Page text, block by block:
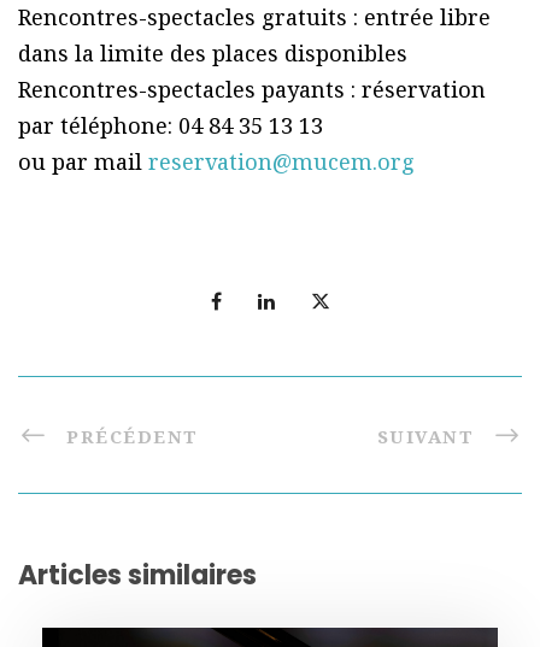
Rencontres-spectacles gratuits : entrée libre
dans la limite des places disponibles
Rencontres-spectacles payants : réservation
par téléphone: 04 84 35 13 13
ou par mail reservation@mucem.org
PRÉCÉDENT SUIVANT
Articles similaires